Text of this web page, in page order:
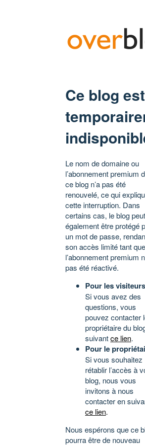
Ce blog est
Le nom de domaine ou
l’abonnement premium
ce blog n’a pas été
renouvelé, ce qui
cette interruption. Dans
certains cas, le blog peut
également être protégé
un mot de passe,
son accès limité tant que
l’abonnement premium
pas été réactivé.
Pour les visiteurs
Si vous avez des
questions, vous
pouvez contacter
propriétaire du
suivantce lien.
Pour le
Si vous souhaitez
rétablir l’accès à
blog, nous vous
invitons à nous
contacter en
ce lien.
Nous espérons que ce
pourra être de nouveau